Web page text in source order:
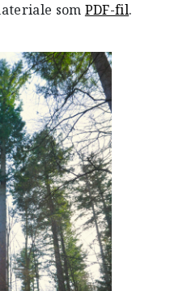
som PDF-fil.